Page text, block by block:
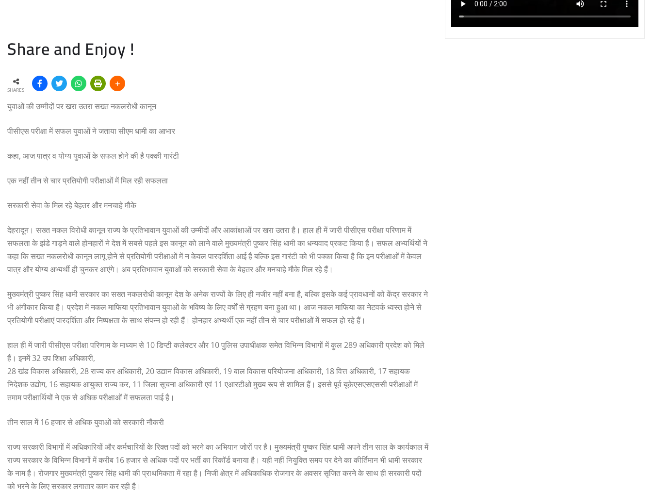
Share and Enjoy !
SHARES
युवाओं की उम्मीदों पर खरा उतरा सख्त नकलरोधी कानून
पीसीएस परीक्षा में सफल युवाओं ने जताया सीएम धामी का आभार
कहा, आज पात्र व योग्य युवाओं के सफल होने की है पक्की गारंटी
एक नहीं तीन से चार प्रतियोगी परीक्षाओं में मिल रही सफलता
सरकारी सेवा के मिल रहे बेहतर और मनचाहे मौके
देहरादून। सख्त नकल विरोधी कानून राज्य के प्रतिभावान युवाओं की उम्मीदों और आकांक्षाओं पर खरा उतरा है। हाल ही में जारी पीसीएस परीक्षा परिणाम में
सफलता के झंडे गाड़ने वाले होनहारों ने देश में सबसे पहले इस कानून को लाने वाले मुख्यमंत्री पुष्कर सिंह धामी का धन्यवाद प्रकट किया है। सफल अभ्यर्थियों ने
कहा कि सख्त नकलरोधी कानून लागू होने से प्रतियोगी परीक्षाओं में न केवल पारदर्शिता आई है बल्कि इस गारंटी को भी पक्का किया है कि इन परीक्षाओं में केवल
पात्र और योग्य अभ्यर्थी ही चुनकर आएंगे। अब प्रतिभावान युवाओं को सरकारी सेवा के बेहतर और मनचाहे मौके मिल रहे हैं।
मुख्यमंत्री पुष्कर सिंह धामी सरकार का सख्त नकलरोधी कानून देश के अनेक राज्यों के लिए ही नजीर नहीं बना है, बल्कि इसके कई प्रावधानों को केंद्र सरकार ने
भी अंगीकार किया है। प्रदेश में नकल माफिया प्रतिभावान युवाओं के भविष्य के लिए वर्षों से ग्रहण बना हुआ था। आज नकल माफिया का नेटवर्क ध्वस्त होने से
प्रतियोगी परीक्षाएं पारदर्शिता और निष्पक्षता के साथ संपन्न हो रही हैं। होनहार अभ्यर्थी एक नहीं तीन से चार परीक्षाओं में सफल हो रहे हैं।
हाल ही में जारी पीसीएस परीक्षा परिणाम के माध्यम से 10 डिप्टी कलेक्टर और 10 पुलिस उपाधीक्षक समेत विभिन्न विभागों में कुल 289 अधिकारी प्रदेश को मिले
हैं। इनमें 32 उप शिक्षा अधिकारी,
28 खंड विकास अधिकारी, 28 राज्य कर अधिकारी, 20 उद्यान विकास अधिकारी, 19 बाल विकास परियोजना अधिकारी, 18 वित्त अधिकारी, 17 सहायक
निदेशक उद्योग, 16 सहायक आयुक्त राज्य कर, 11 जिला सूचना अधिकारी एवं 11 एआरटीओ मुख्य रूप से शामिल हैं। इससे पूर्व यूकेएसएसएससी परीक्षाओं में
तमाम परीक्षार्थियों ने एक से अधिक परीक्षाओं में सफलता पाई है।
तीन साल में 16 हजार से अधिक युवाओं को सरकारी नौकरी
राज्य सरकारी विभागों में अधिकारियों और कर्मचारियों के रिक्त पदों को भरने का अभियान जोरों पर है। मुख्यमंत्री पुष्कर सिंह धामी अपने तीन साल के कार्यकाल में
राज्य सरकार के विभिन्न विभागों में करीब 16 हजार से अधिक पदों पर भर्ती का रिकॉर्ड बनाया है। यही नहीं नियुक्ति समय पर देने का कीर्तिमान भी धामी सरकार
के नाम है। रोजगार मुख्यमंत्री पुष्कर सिंह धामी की प्राथमिकता में रहा है। निजी क्षेत्र में अधिकाधिक रोजगार के अवसर सृजित करने के साथ ही सरकारी पदों
को भरने के लिए सरकार लगातार काम कर रही है।